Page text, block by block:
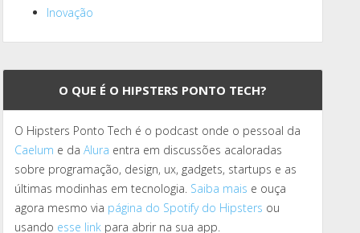
Inovação
O QUE É O HIPSTERS PONTO TECH?
O Hipsters Ponto Tech é o podcast onde o pessoal da
Caelum e daAlura entra em discussões acaloradas
sobre programação, design, ux, gadgets, startups e as
últimas modinhas em tecnologia. Saiba mais e ouça
agora mesmo via página do Spotify do Hipsters ou
usando esse link para abrir na sua app.